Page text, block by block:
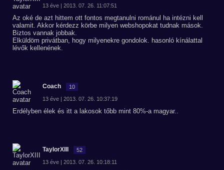
13 éve | 2013. 07. 26. 11:07:51
Az oké de azt hittem ott fontos megtanulni románul ha intézni kell
valamit. Akkor kérdezz körbe milyen webshopokat tudnak mások.
Biztos vannak jobbak.
Elküldöm privátban, hogy milyenekre gondolok. hasonló kínálattal
lévők kellenének.
Coach 10
13 éve | 2013. 07. 26. 10:37:19
Erdélyben élek és itt a lakosok tőbb mint 80%-a magyar..
TaylorXIII 52
13 éve | 2013. 07. 26. 10:18:11